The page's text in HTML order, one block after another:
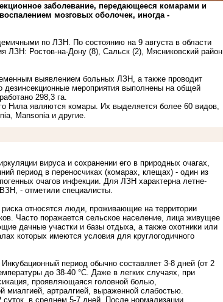
заболевание, передающееся комарами и
мозговых оболочек, иногда -
по ЛЗН. По состоянию на 9 августа в области
ЛЗН: Ростов-на-Дону (8), Сальск (2), Мясниковский район
выявлением больных ЛЗН, а также проводит
дезинсекционные мероприятия выполнены на общей
298,3 га.
Нила являются комары. Их выделяется более 60 видов,
Mansonia и другие.
вируса и сохранении его в природных очагах,
период в переносчиках (комарах, клещах) - один из
очагов инфекции. Для ЛЗН характерна летне-
- отметили специалисты.
относятся люди, проживающие на территории
Часто поражается сельское население, лица живущее
дачные участки и базы отдыха, а также охотники или
которых имеются условия для круглогодичного
период обычно составляет 3-8 дней (от 2
до 38-40 °С. Даже в легких случаях, при
проявляющаяся головной болью,
миалгией, артралгией, выраженной слабостью.
суток, в среднем 5-7 дней. После нормализации